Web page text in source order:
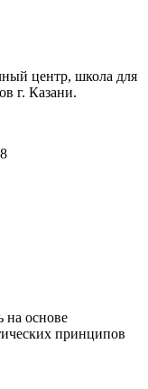
центр, школа для
г. Казани.
на основе
принципов